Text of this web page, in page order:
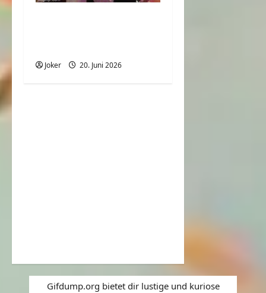
Joker 20. Juni 2026
Gifdump.org bietet dir lustige und kuriose